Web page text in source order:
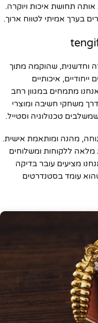
תחושת איכות ויוקרה.
בערך אמיתי לטווח ארוך.
וחדשנית, שהוקמה מתוך
איכותיים
מתמחים במגוון רחב
משחקי חשיבה ומוצרי
טכנולוגיה וסטייל.
מהנה ומותאמת אישית.
מלאה ללקוחות ומשלוחים
מציעים עובר בדיקה
עומד בסטנדרטים